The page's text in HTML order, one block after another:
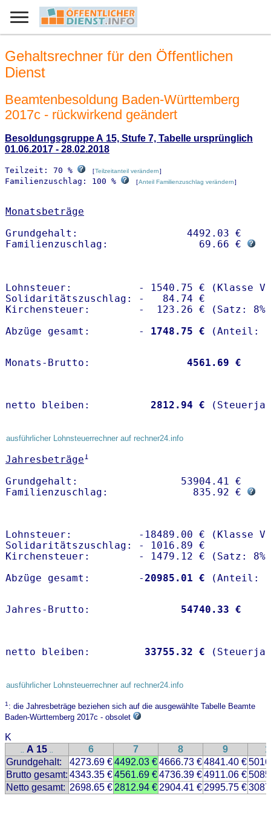
Gehaltsrechner für den Öffentlichen
Dienst
Beamtenbesoldung Baden-Württemberg
2017c - rückwirkend geändert
Besoldungsgruppe A 15, Stufe 7, Tabelle ursprünglich
01.06.2017 - 28.02.2018
Teilzeit: 70 % [Teilzeitanteil verändern]
Familienzuschlag: 100 % [Anteil Familienzuschlag verändern]
Monatsbeträge
Grundgehalt:                  4492.03 €
Familienzuschlag:               69.66 €
Lohnsteuer:           - 1540.75 € (Klasse V)
Solidaritätszuschlag: -   84.74 €
Kirchensteuer:        -  123.26 € (Satz: 8%)
Abzüge gesamt:        -
1748.75 €
Monats-Brutto: 4561.69 €
netto bleiben: 2812.94 €
ausführlicher Lohnsteuerrechner auf rechner24.info
Jahresbeträge1
Grundgehalt:                 53904.41 €
Familienzuschlag:              835.92 €
Lohnsteuer:           -18489.00 € (Klasse V)
Solidaritätszuschlag: - 1016.89 €
Kirchensteuer:        - 1479.12 € (Satz: 8%)
Abzüge gesamt:        -20985.01 €
Jahres-Brutto: 54740.33 €
netto bleiben: 33755.32 €
ausführlicher Lohnsteuerrechner auf rechner24.info
1: die Jahresbeträge beziehen sich auf die ausgewählte Tabelle Beamte
Baden-Württemberg 2017c - obsolet
K
.. A 15 .. 6 7 8 9
Grundgehalt:
4273.69 €4492.03 €4666.73 €4841.40 €
Brutto gesamt: 4343.35 €4561.69 €4736.39 €4911.06 €
Netto gesamt: 2698.65 € 2812.94 € 2904.41 € 2995.75 €